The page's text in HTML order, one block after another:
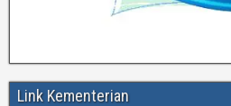
Link Kementerian